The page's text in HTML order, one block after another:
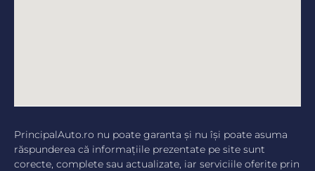
PrincipalAuto.ro nu poate garanta şi nu îşi poate asuma
răspunderea că informaţiile prezentate pe site sunt
corecte, complete sau actualizate, iar serviciile oferite prin